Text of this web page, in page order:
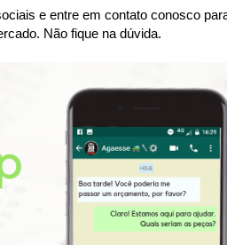
e entre em contato conosco
Não fique na dúvida.